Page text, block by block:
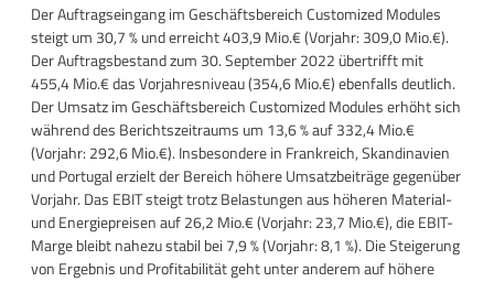
Der Auftragseingang im Geschäftsbereich Customized Modules
steigt um 30,7 % und erreicht 403,9 Mio.€ (Vorjahr: 309,0 Mio.€).
Der Auftragsbestand zum 30. September 2022 übertrifft mit
455,4 Mio.€ das Vorjahresniveau (354,6 Mio.€) ebenfalls deutlich.
Der Umsatz im Geschäftsbereich Customized Modules erhöht sich
während des Berichtszeitraums um 13,6 % auf 332,4 Mio.€
(Vorjahr: 292,6 Mio.€). Insbesondere in Frankreich, Skandinavien
und Portugal erzielt der Bereich höhere Umsatzbeiträge gegenüber
Vorjahr. Das EBIT steigt trotz Belastungen aus höheren Material-
und Energiepreisen auf 26,2 Mio.€ (Vorjahr: 23,7 Mio.€), die EBIT-
Marge bleibt nahezu stabil bei 7,9 % (Vorjahr: 8,1 %). Die Steigerung
von Ergebnis und Profitabilität geht unter anderem auf höhere